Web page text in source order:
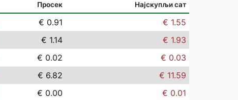
Просек Најскупљи сат
€ 0.91
€ 1.55
€ 1.14
€ 1.93
€ 0.02
€ 0.03
€ 6.82
€ 11.59
€ 0.00
€ 0.01